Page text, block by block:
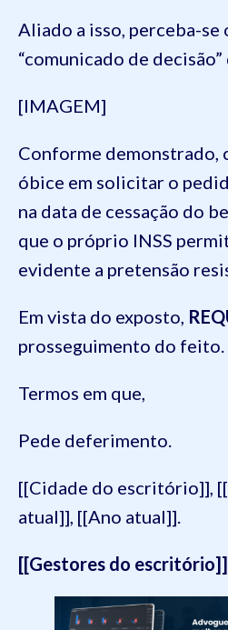
Aliado a isso, perceba-se
“comunicado de decisão”
[IMAGEM]
Conforme demonstrado,
óbice em solicitar o
na data de cessação do
que o próprio INSS
evidente a pretensão
Em vista do exposto,
prosseguimento do feito.
Termos em que,
Pede deferimento.
[[Cidade do escritório]],
atual]], [[Ano atual]].
[[Gestores do escritório]]